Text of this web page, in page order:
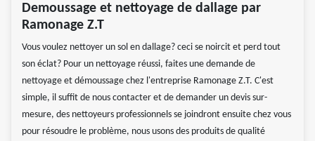
Demoussage et nettoyage de dallage par
Ramonage Z.T
Vous voulez nettoyer un sol en dallage? ceci se noircit et perd tout
son éclat? Pour un nettoyage réussi, faites une demande de
nettoyage et démoussage chez l'entreprise Ramonage Z.T. C'est
simple, il suffit de nous contacter et de demander un devis sur-
mesure, des nettoyeurs professionnels se joindront ensuite chez vous
pour résoudre le problème, nous usons des produits de qualité